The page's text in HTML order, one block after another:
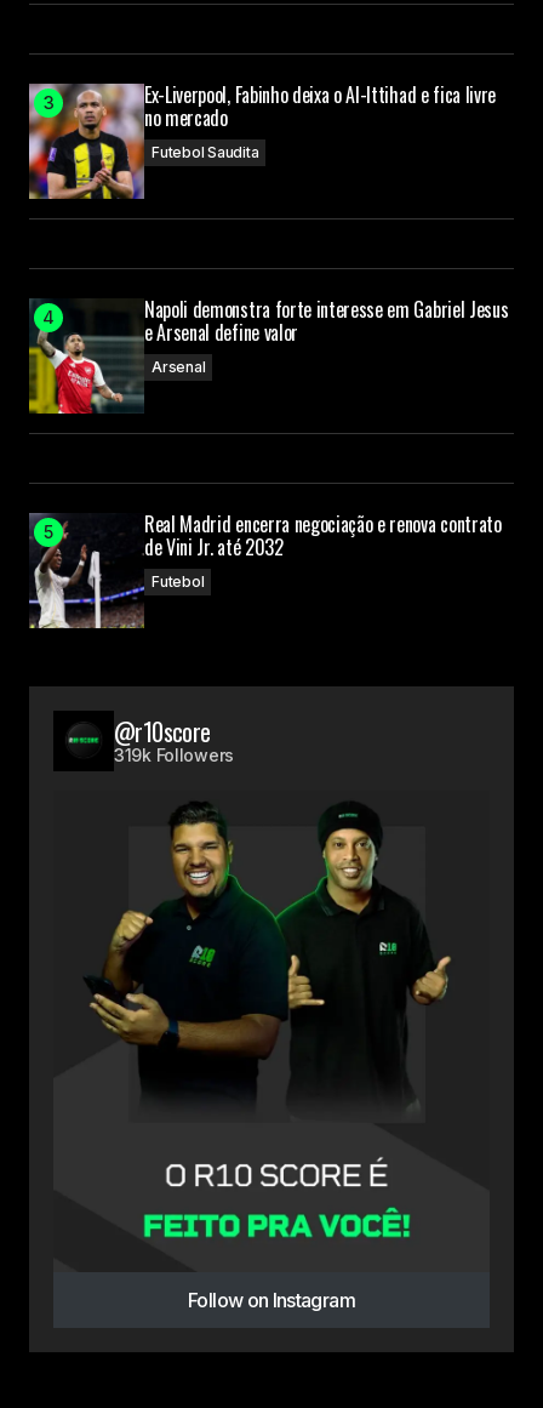
Ex-Liverpool, Fabinho deixa o Al-Ittihad e fica livre
no mercado
Futebol Saudita
Napoli demonstra forte interesse em Gabriel Jesus
e Arsenal define valor
Arsenal
Real Madrid encerra negociação e renova contrato
de Vini Jr. até 2032
Futebol
@r10score
319k Followers
Follow on Instagram